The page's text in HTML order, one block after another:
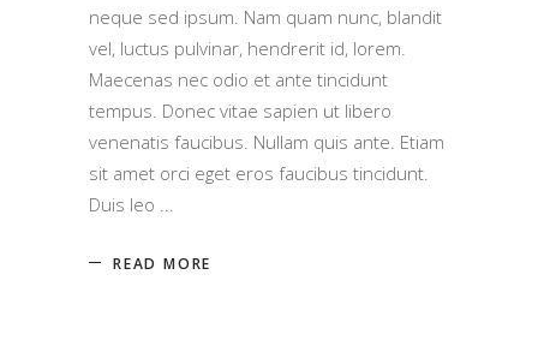
neque sed ipsum. Nam quam nunc, blandit
vel, luctus pulvinar, hendrerit id, lorem.
Maecenas nec odio et ante tincidunt
tempus. Donec vitae sapien ut libero
venenatis faucibus. Nullam quis ante. Etiam
sit amet orci eget eros faucibus tincidunt.
Duis leo
READ MORE